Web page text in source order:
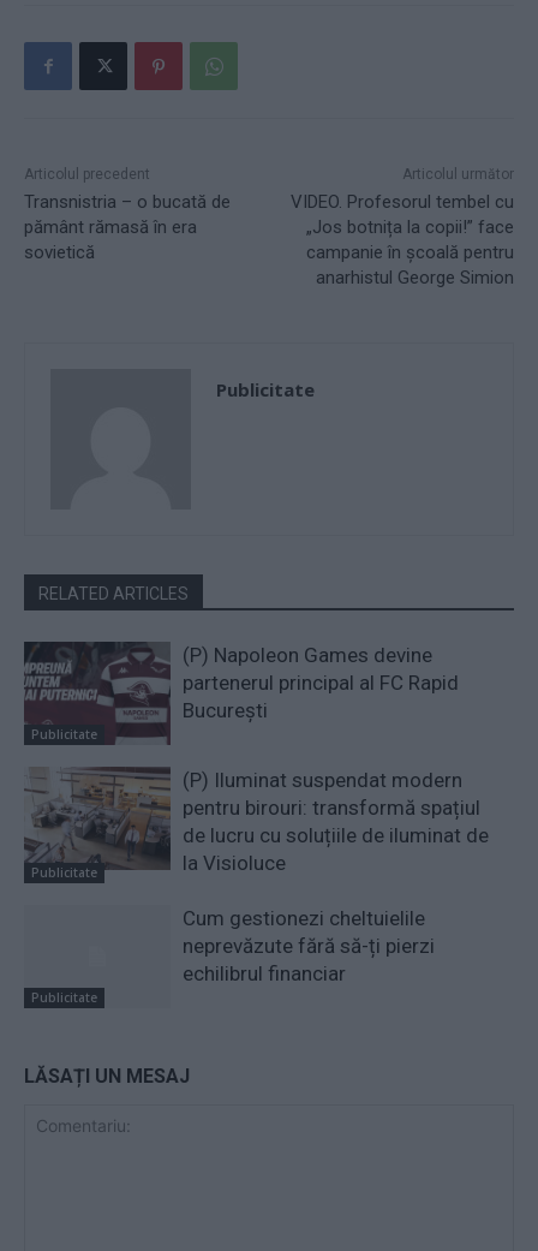
Articolul precedent
Transnistria – o bucată de
pământ rămasă în era
sovietică
Articolul următor
VIDEO. Profesorul tembel cu
„Jos botnița la copii!” face
campanie în școală pentru
anarhistul George Simion
Publicitate
RELATED ARTICLES
Publicitate
(P) Napoleon Games devine
partenerul principal al FC Rapid
București
Publicitate
(P) Iluminat suspendat modern
pentru birouri: transformă spațiul
de lucru cu soluțiile de iluminat de
la Visioluce
Publicitate
Cum gestionezi cheltuielile
neprevăzute fără să-ți pierzi
echilibrul financiar
LĂSAȚI UN MESAJ